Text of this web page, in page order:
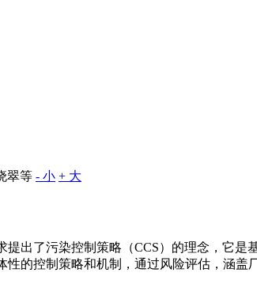
翠等 - 小 + 大
出了污染控制策略（CCS）的理念，它
的控制策略和机制，通过风险评估，涵